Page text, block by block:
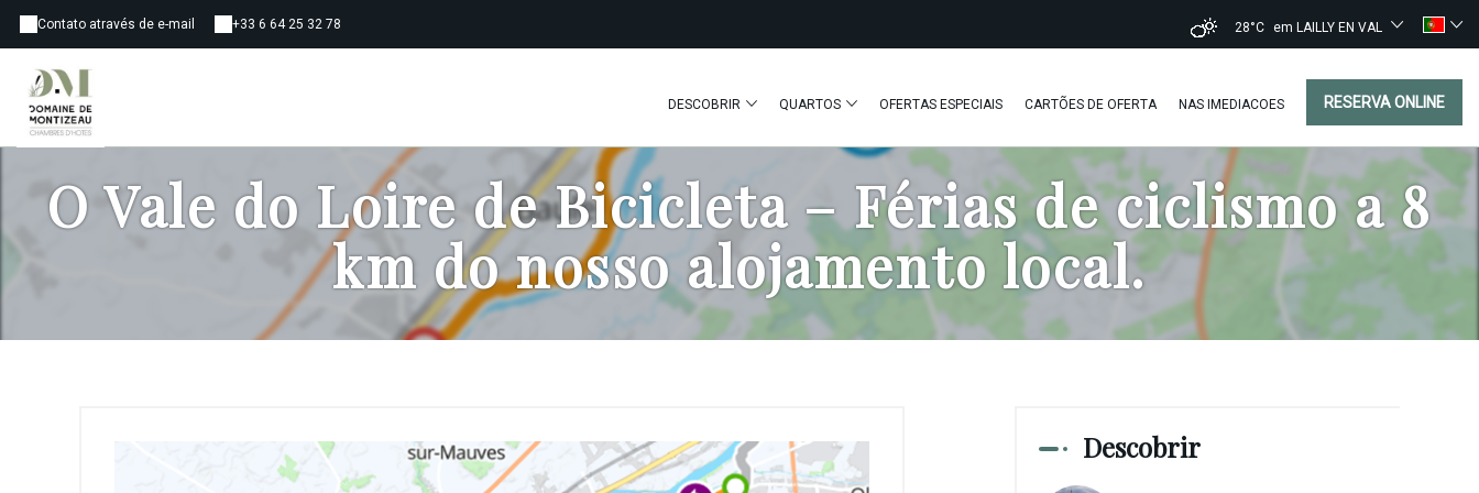
Contato através de e-mail +33 6 64 25 32 78 28°C em LAILLY EN VAL
DESCOBRIR QUARTOS OFERTAS ESPECIAIS CARTÕES DE OFERTA NAS IMEDIACOES RESERVA ONLINE
O Vale do Loire de Bicicleta – Férias de ciclismo a 8
km do nosso alojamento local.
Descobrir